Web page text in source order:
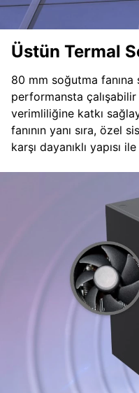
Üstün Termal
80 mm soğutma
performansta çalışabilir
verimliliğine katkı
fanının yanı sıra, özel
karşı dayanıklı yapısı